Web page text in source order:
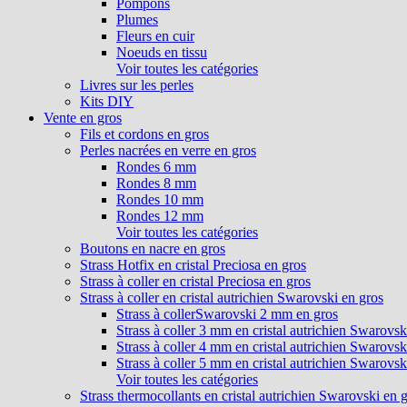
Pompons
Plumes
Fleurs en cuir
Noeuds en tissu
Voir toutes les catégories
Livres sur les perles
Kits DIY
Vente en gros
Fils et cordons en gros
Perles nacrées en verre en gros
Rondes 6 mm
Rondes 8 mm
Rondes 10 mm
Rondes 12 mm
Voir toutes les catégories
Boutons en nacre en gros
Strass Hotfix en cristal Preciosa en gros
Strass à coller en cristal Preciosa en gros
Strass à coller en cristal autrichien Swarovski en gros
Strass à collerSwarovski 2 mm en gros
Strass à coller 3 mm en cristal autrichien
Strass à coller 4 mm en cristal autrichien
Strass à coller 5 mm en cristal autrichien
Voir toutes les catégories
Strass thermocollants en cristal autrichien Swarovski en